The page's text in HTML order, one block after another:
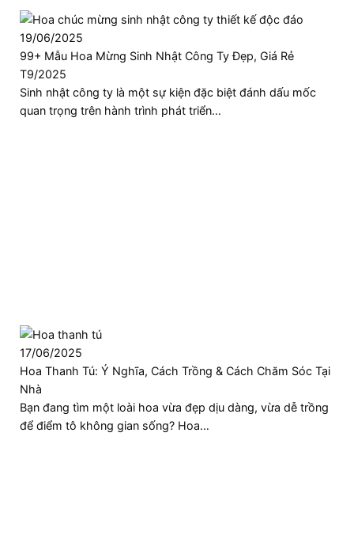
19/06/2025
99+ Mẫu Hoa Mừng Sinh Nhật Công Ty Đẹp, Giá Rẻ
T9/2025
Sinh nhật công ty là một sự kiện đặc biệt đánh dấu mốc
quan trọng trên hành trình phát triển…
17/06/2025
Hoa Thanh Tú: Ý Nghĩa, Cách Trồng & Cách Chăm Sóc Tại
Nhà
Bạn đang tìm một loài hoa vừa đẹp dịu dàng, vừa dễ trồng
để điểm tô không gian sống? Hoa…